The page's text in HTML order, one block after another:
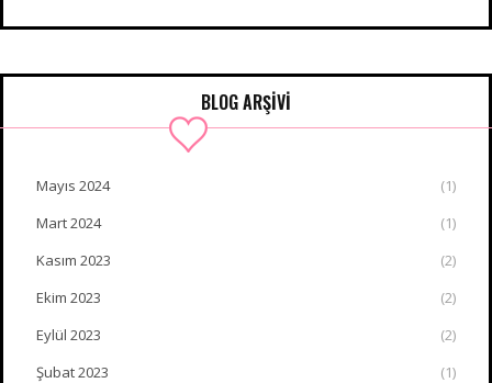
BLOG ARŞİVİ
Mayıs 2024
(1)
Mart 2024
(1)
Kasım 2023
(2)
Ekim 2023
(2)
Eylül 2023
(2)
Şubat 2023
(1)